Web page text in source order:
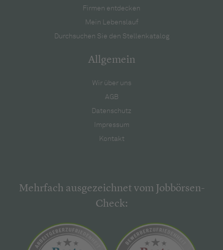
Firmen entdecken
Mein Lebenslauf
Durchsuchen Sie den Stellenkatalog
Allgemein
Wir über uns
AGB
Datenschutz
Impressum
Kontakt
Mehrfach ausgezeichnet vom Jobbörsen-
Check: